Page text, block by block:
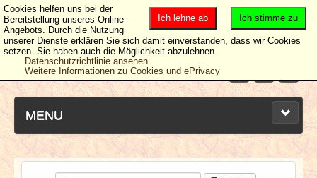
MENU
Ich stimme zu
Ich lehne ab
Cookies helfen uns bei der
Bereitstellung unseres Online-
Angebots. Durch die Nutzung
unserer Dienste erklären Sie sich damit einverstanden, dass wir Cookies
setzen. Sie haben auch die Möglichkeit abzulehnen.
Datenschutzrichtlinie ansehen
Weitere Informationen zu Cookies und ePrivacy